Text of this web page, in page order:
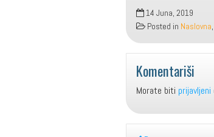
14 Juna, 2019
Posted in Naslovna,
Komentariši
Morate biti prijavljeni